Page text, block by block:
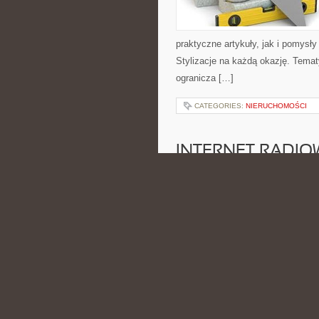
praktyczne artykuły, jak i
Stylizacje na każdą okazję.
ogranicza […]
CATEGORIES: NIERUCHOMOŚCI
INTERNET